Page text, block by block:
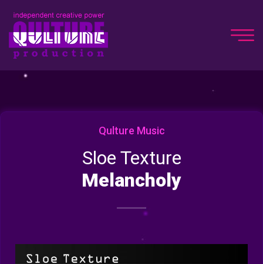
Qulture Music
Sloe Texture
Melancholy